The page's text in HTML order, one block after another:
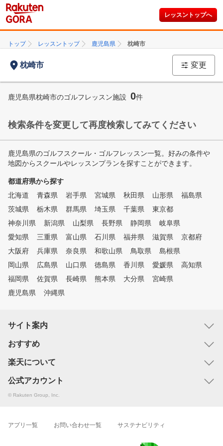
レッスントップへ
トップ レッスントップ 鹿児島県 枕崎市
枕崎市 変更
鹿児島県枕崎市のゴルフレッスン施設 0件
検索条件を変更して再度検索してみてください
鹿児島県のゴルフスクール・ゴルフレッスン一覧。好みの条件や
地図からスクールやレッスンプランを探すことができます。
都道府県から探す
北海道
青森県 岩手県 宮城県 秋田県 山形県
福島県
茨城県
栃木県 群馬県 埼玉県 千葉県
東京都
神奈川県
新潟県 山梨県 長野県 静岡県
岐阜県
愛知県
三重県 富山県 石川県 福井県 滋賀県
京都府
大阪府
兵庫県 奈良県 和歌山県 鳥取県
島根県
岡山県
広島県 山口県 徳島県 香川県 愛媛県
高知県
福岡県
佐賀県 長崎県 熊本県 大分県
宮崎県
鹿児島県
沖縄県
サイト案内
おすすめ
楽天について
公式アカウント
© Rakuten Group, Inc.
アプリ一覧 お問い合わせ一覧 サステナビリティ